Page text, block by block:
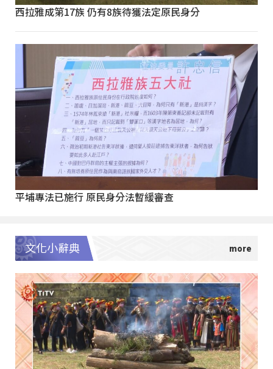
西拉雅成第17族 仍有8族待獲法定原民身分
平埔專法已施行 原民身分法暫緩審查
文化小辭典